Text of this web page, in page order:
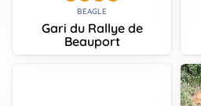
BEAGLE
Gari du Rallye de
Beauport